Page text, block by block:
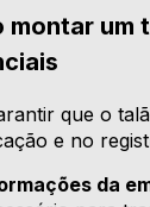
montar
que o
e no
da